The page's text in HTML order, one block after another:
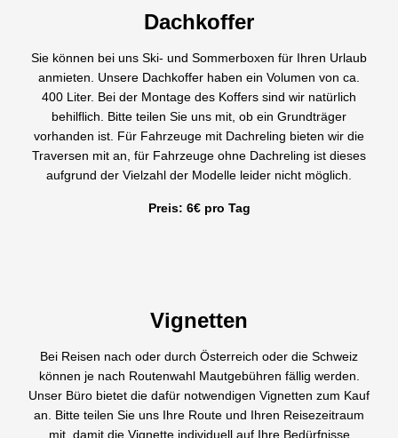
Dachkoffer
Sie können bei uns Ski- und Sommerboxen für Ihren Urlaub
anmieten. Unsere Dachkoffer haben ein Volumen von ca.
400 Liter. Bei der Montage des Koffers sind wir natürlich
behilflich. Bitte teilen Sie uns mit, ob ein Grundträger
vorhanden ist. Für Fahrzeuge mit Dachreling bieten wir die
Traversen mit an, für Fahrzeuge ohne Dachreling ist dieses
aufgrund der Vielzahl der Modelle leider nicht möglich.
Preis: 6€ pro Tag
Vignetten
Bei Reisen nach oder durch Österreich oder die Schweiz
können je nach Routenwahl Mautgebühren fällig werden.
Unser Büro bietet die dafür notwendigen Vignetten zum Kauf
an. Bitte teilen Sie uns Ihre Route und Ihren Reisezeitraum
mit, damit die Vignette individuell auf Ihre Bedürfnisse